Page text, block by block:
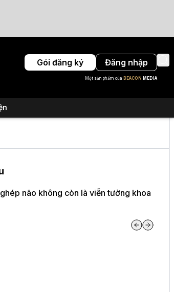
Gói đăng ký Đăng nhập
Một sản phẩm của BEACON MEDIA
não không còn là viễn tưởng khoa